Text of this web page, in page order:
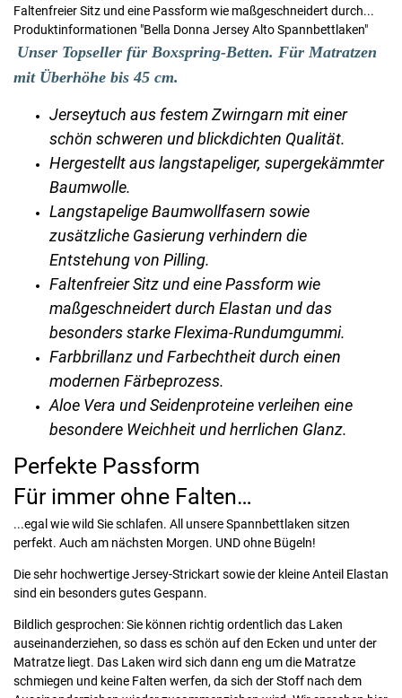
Faltenfreier Sitz und eine Passform wie maßgeschneidert durch...
Produktinformationen "Bella Donna Jersey Alto Spannbettlaken"
Unser Topseller für Boxspring-Betten. Für Matratzen
mit Überhöhe bis 45 cm.
Jerseytuch aus festem Zwirngarn mit einer
schön schweren und blickdichten Qualität.
Hergestellt aus langstapeliger, supergekämmter
Baumwolle.
Langstapelige Baumwollfasern sowie
zusätzliche Gasierung verhindern die
Entstehung von Pilling.
Faltenfreier Sitz und eine Passform wie
maßgeschneidert durch Elastan und das
besonders starke Flexima-Rundumgummi.
Farbbrillanz und Farbechtheit durch einen
modernen Färbeprozess.
Aloe Vera und Seidenproteine verleihen eine
besondere Weichheit und herrlichen Glanz.
Perfekte Passform
Für immer ohne Falten…
...egal wie wild Sie schlafen. All unsere Spannbettlaken sitzen
perfekt. Auch am nächsten Morgen. UND ohne Bügeln!
Die sehr hochwertige Jersey-Strickart sowie der kleine Anteil Elastan
sind ein besonders gutes Gespann.
Bildlich gesprochen: Sie können richtig ordentlich das Laken
auseinanderziehen, so dass es schön auf den Ecken und unter der
Matratze liegt. Das Laken wird sich dann eng um die Matratze
schmiegen und keine Falten werfen, da sich der Stoff nach dem